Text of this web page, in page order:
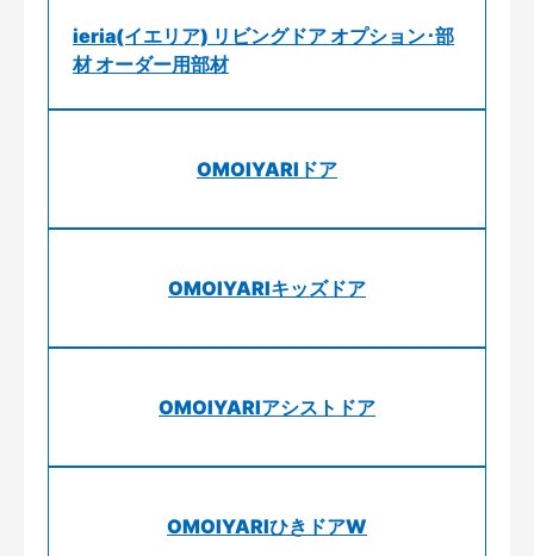
ieria(イエリア) リビングドア オプション･部
材 オーダー用部材
OMOIYARIドア
OMOIYARIキッズドア
OMOIYARIアシストドア
OMOIYARIひきドアW